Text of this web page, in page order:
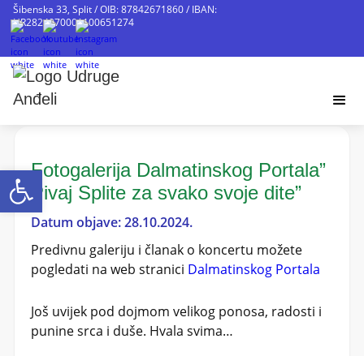
Open toolbar
Šibenska 33, Split / OIB: 87842671860 / IBAN:
HR2824070001100651274
Fotogalerija Dalmatinskog Portala”
Pivaj Splite za svako svoje dite”
Datum objave: 28.10.2024.
Predivnu galeriju i članak o koncertu možete
pogledati na web stranici Dalmatinskog Portala
Još uvijek pod dojmom velikog ponosa, radosti i
punine srca i duše. Hvala svima…